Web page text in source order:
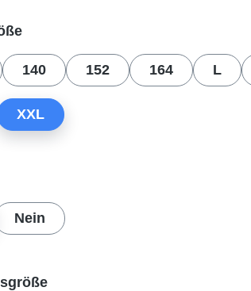
auswählen
140 152 164 L
XXL
Nein
auswählen